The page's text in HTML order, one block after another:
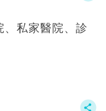
私家醫院、診